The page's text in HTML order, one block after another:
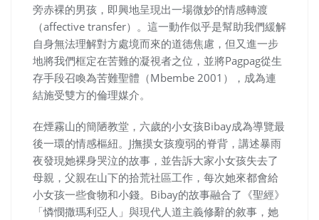
旁赤裸的男孩，即興地呈現出一場微妙的情感轉渡
（affective transfer）。這一動作似乎是幫助我們緩解
自身無法理解對方處境而來的道德焦慮，但又進一步
地將我們框定在苦難的凝視者之位，並將Pagpag從生
存手段召喚為苦難聖體（Mbembe 2001），成為連
結施受雙方的倫理媒介。
在煙霧山的簡陋教堂，六歲的小女孩Bibay成為導覽最
後一環的情感樞紐。J撫摸女孩瘦弱的脊背，講述暴雨
夜發現她裸身哭泣的故事，並告訴大家小女孩失去了
母親，父親在山下的拾荒社區工作，每次她來都會給
小女孩一些食物和小錢。Bibay的故事融合了《聖經》
「憐憫撒瑪利亞人」與現代人道主義修辭的敘事，她